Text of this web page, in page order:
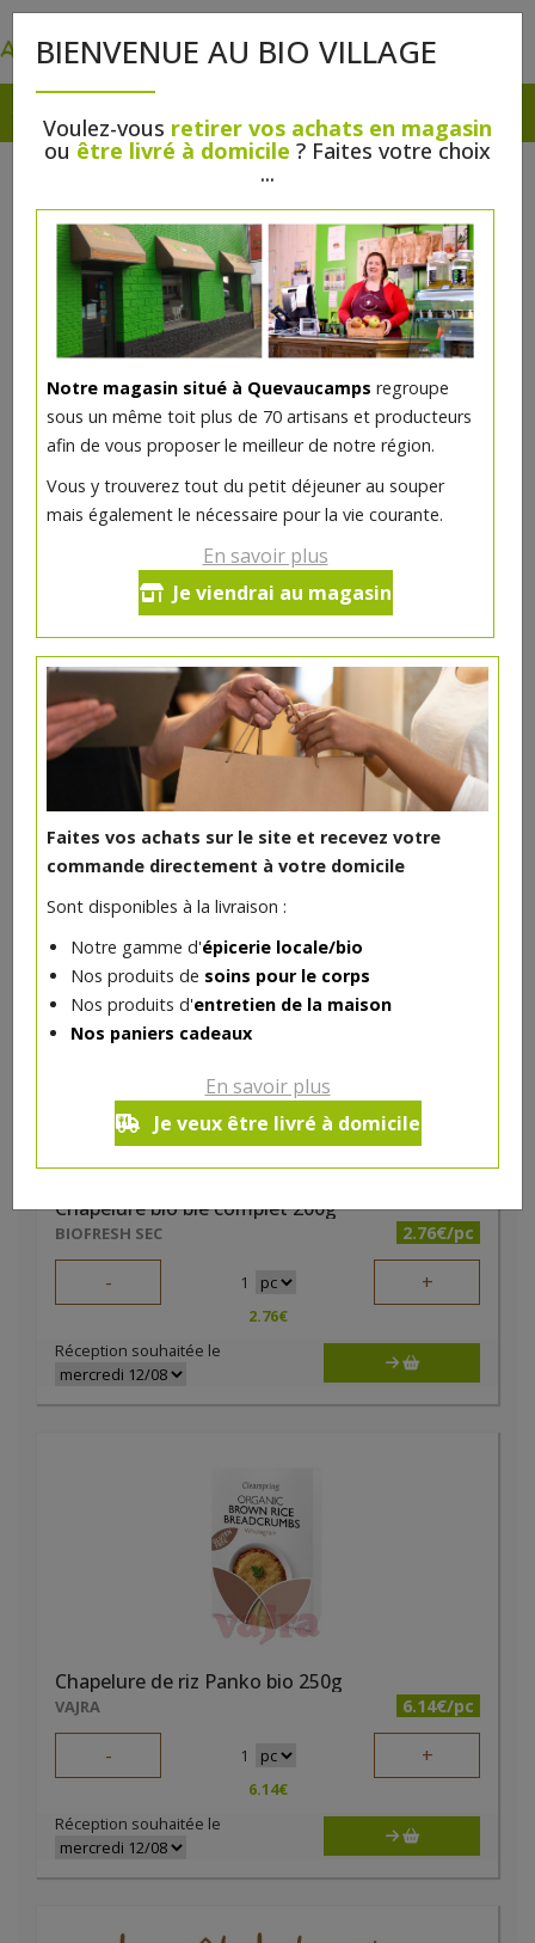
BIENVENUE AU BIO VILLAGE
Voulez-vous retirer vos achats en magasin
ou être livré à domicile ? Faites votre choix
...
Notre magasin situé à Quevaucamps regroupe
sous un même toit plus de 70 artisans et producteurs
afin de vous proposer le meilleur de notre région.
Vous y trouverez tout du petit déjeuner au souper
mais également le nécessaire pour la vie courante.
En savoir plus
Je viendrai au magasin
Faites vos achats sur le site et recevez votre
commande directement à votre domicile
Sont disponibles à la livraison :
Notre gamme d'épicerie locale/bio
Nos produits de soins pour le corps
Nos produits d'entretien de la maison
Nos paniers cadeaux
En savoir plus
Je veux être livré à domicile
Son d'avoine bio 500g Terrasana
- 1 +
3.43€
Réception souhaitée le
DANS LA MÊME CATÉGORIE ...
Chapelure bio blé complet 200g
BIOFRESH SEC 2.76€/pc
- 1 +
2.76€
Réception souhaitée le
Chapelure de riz Panko bio 250g
VAJRA 6.14€/pc
- 1 +
6.14€
Réception souhaitée le